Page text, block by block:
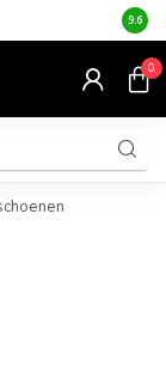
Altijd
9.6
0